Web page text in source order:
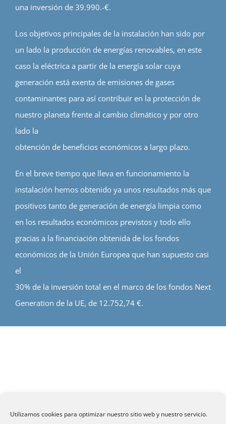
Utilizamos cookies para optimizar nuestro sitio web y nuestro servicio.
una inversión de 39.990.-€.
Los objetivos principales de la instalación han sido por
un lado la producción de energías renovables, en este
caso la eléctrica a partir de la energía solar cuya
generación está exenta de emisiones de gases
contaminantes para así contribuir en la protección de
nuestro planeta frente al cambio climático y por otro
lado la
obtención de beneficios económicos a largo plazo.
En el breve tiempo que lleva en funcionamiento la
instalación hemos obtenido ya unos resultados más que
positivos tanto de generación de energía limpia como
en los resultados económicos previstos y todo ello
gracias a la financiación obtenida de los fondos
económicos de la Unión Europea que han supuesto casi
el
30% de la inversión total en el marco de los fondos Next
Generation de la UE, de 12.752,74 €.
CITHE - Todos los derechos reservados.